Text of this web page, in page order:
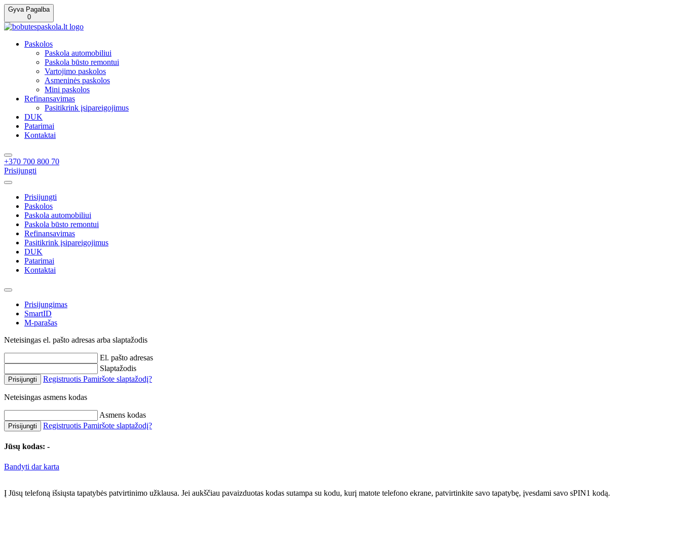
Gyva Pagalba
0
Paskolos
Paskola automobiliui
Paskola būsto remontui
Vartojimo paskolos
Asmeninės paskolos
Mini paskolos
Refinansavimas
Pasitikrink įsipareigojimus
DUK
Patarimai
Kontaktai
+370 700 800 70
Prisijungti
Prisijungti
Paskolos
Paskola automobiliui
Paskola būsto remontui
Refinansavimas
Pasitikrink įsipareigojimus
DUK
Patarimai
Kontaktai
Prisijungimas
SmartID
M-parašas
Neteisingas el. pašto adresas arba slaptažodis
El. pašto adresas
Slaptažodis
Prisijungti Registruotis Pamiršote slaptažodį?
Neteisingas asmens kodas
Asmens kodas
Prisijungti Registruotis Pamiršote slaptažodį?
Jūsų kodas: -
Bandyti dar karta
Į Jūsų telefoną išsiųsta tapatybės patvirtinimo užklausa. Jei aukščiau pavaizduotas kodas sutampa su kodu, kurį matote telefono ekrane, patvirtinkite savo tapatybę, įvesdami savo sPIN1 kodą.